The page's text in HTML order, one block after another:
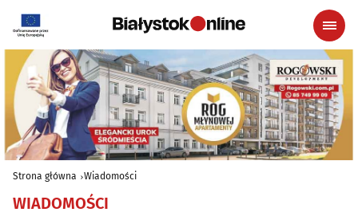
Strona główna Wiadomości
WIADOMOŚCI